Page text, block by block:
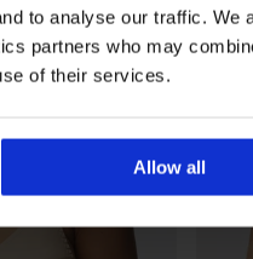
to analyse our traffic. We
partners who may
of their services.
Allow all